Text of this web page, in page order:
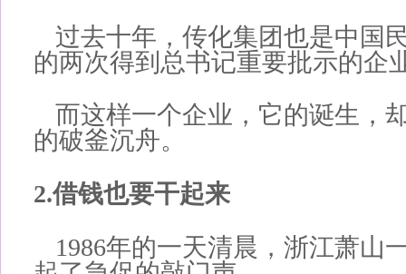
过去十年，传化集团也是中国
的两次得到总书记重要批示的企
而这样一个企业，它的诞生，
的破釜沉舟。
2.借钱也要干起来
1986年的一天清晨，浙江萧山